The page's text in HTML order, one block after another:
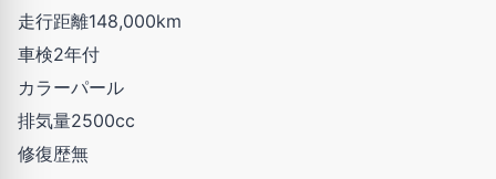
走行距離148,000km
車検2年付
カラーパール
排気量2500cc
修復歴無